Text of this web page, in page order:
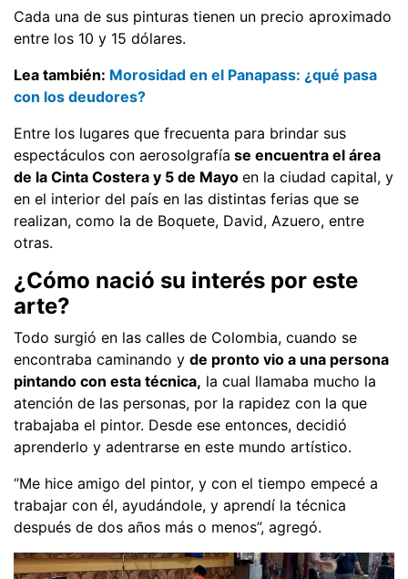
Cada una de sus pinturas tienen un precio aproximado
entre los 10 y 15 dólares.
Lea también: Morosidad en el Panapass: ¿qué pasa
con los deudores?
Entre los lugares que frecuenta para brindar sus
espectáculos con aerosolgrafía se encuentra el área
de la Cinta Costera y 5 de Mayo en la ciudad capital, y
en el interior del país en las distintas ferias que se
realizan, como la de Boquete, David, Azuero, entre
otras.
¿Cómo nació su interés por este
arte?
Todo surgió en las calles de Colombia, cuando se
encontraba caminando y de pronto vio a una persona
pintando con esta técnica, la cual llamaba mucho la
atención de las personas, por la rapidez con la que
trabajaba el pintor. Desde ese entonces, decidió
aprenderlo y adentrarse en este mundo artístico.
“Me hice amigo del pintor, y con el tiempo empecé a
trabajar con él, ayudándole, y aprendí la técnica
después de dos años más o menos”, agregó.